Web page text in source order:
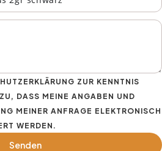
ZUR KENNTNIS
DASS MEINE ANGABEN UND
MEINER ANFRAGE ELEKTRONISCH
WERDEN.
Senden